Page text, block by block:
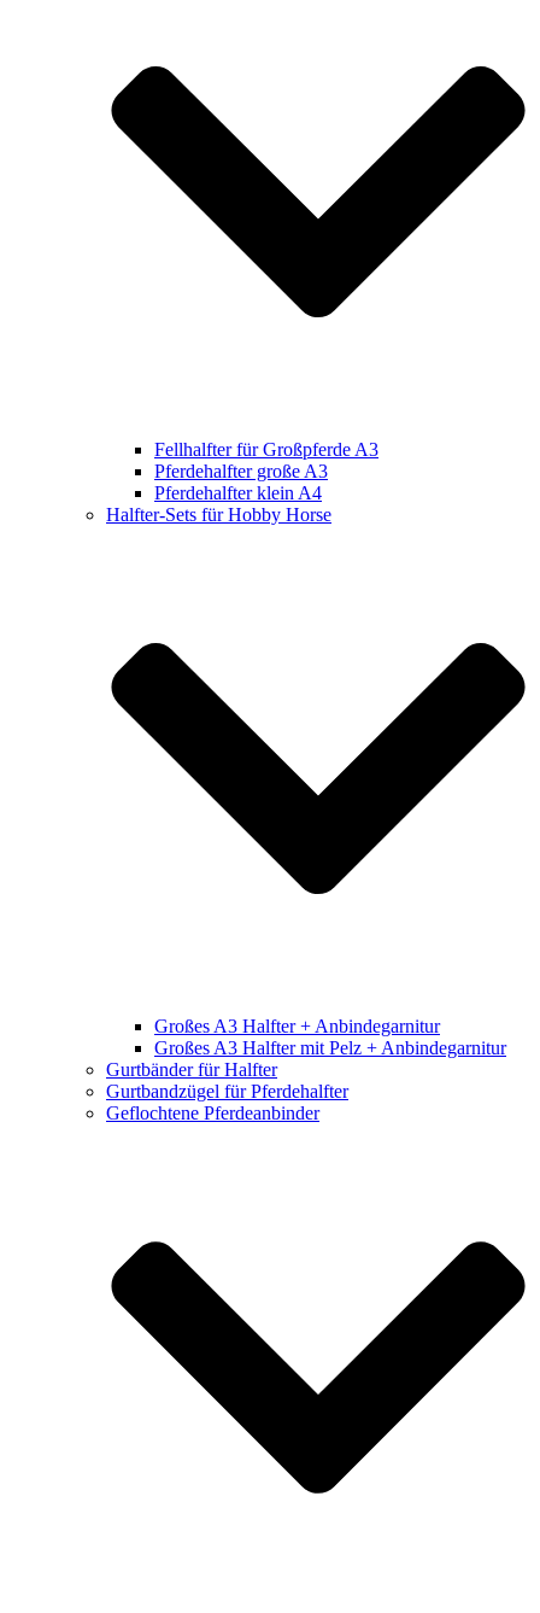
Fellhalfter für Großpferde A3
Pferdehalfter große A3
Pferdehalfter klein A4
Halfter-Sets für Hobby Horse
Großes A3 Halfter + Anbindegarnitur
Großes A3 Halfter mit Pelz + Anbindegarnitur
Gurtbänder für Halfter
Gurtbandzügel für Pferdehalfter
Geflochtene Pferdeanbinder